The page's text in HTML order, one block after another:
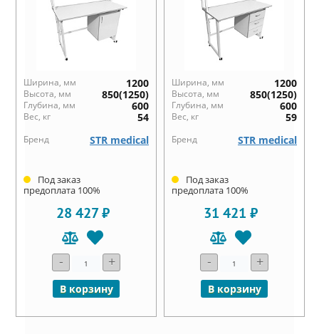
Ширина, мм 1200
Высота, мм 850(1250)
Глубина, мм 600
Вес, кг 54
Бренд STR medical
Под заказ
предоплата 100%
28 427 ₽
- +
В корзину
Ширина, мм 1200
Высота, мм 850(1250)
Глубина, мм 600
Вес, кг 59
Бренд STR medical
Под заказ
предоплата 100%
31 421 ₽
- +
В корзину